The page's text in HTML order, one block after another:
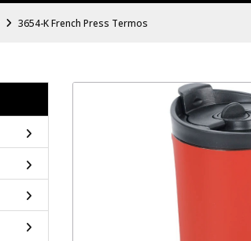
3654-K French Press Termos